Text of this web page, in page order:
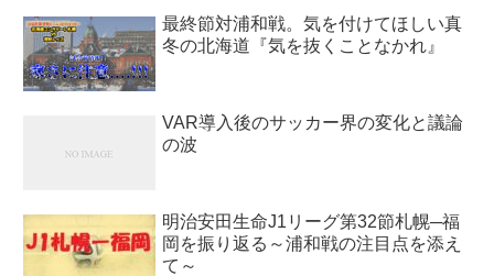
最終節対浦和戦。気を付けてほしい真
冬の北海道『気を抜くことなかれ』
VAR導入後のサッカー界の変化と議論
の波
明治安田生命J1リーグ第32節札幌─福
岡を振り返る～浦和戦の注目点を添え
て～